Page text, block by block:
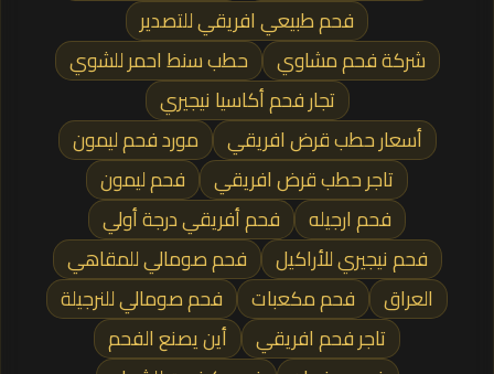
فحم طبيعي افريقي للتصدير
شركة فحم مشاوي
حطب سنط احمر للشوي
تجار فحم أكاسيا نيجيري
أسعار حطب قرض افريقي
مورد فحم ليمون
تاجر حطب قرض افريقي
فحم ليمون
فحم ارجيله
فحم أفريقي درجة أولي
فحم نيجيري للأراكيل
فحم صومالي للمقاهي
العراق
فحم مكعبات
فحم صومالي للنرجيلة
تاجر فحم افريقي
أين يصنع الفحم